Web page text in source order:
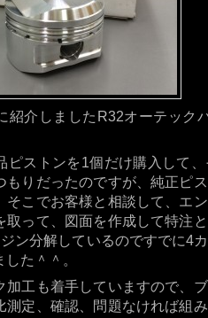
紹介しましたR32オーテック
ピストンを1個だけ購入して
もりだったのですが、純正ピ
そこでお客様と相談して、エ
取って、図面を作成して特注
ン分解しているのですでに4
た＾＾。
加工も着手していますので、
測定、確認、問題なければ組